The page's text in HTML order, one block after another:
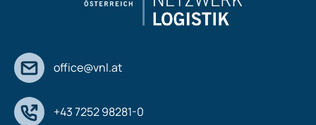
office@vnl.at
+43 7252 98281-0